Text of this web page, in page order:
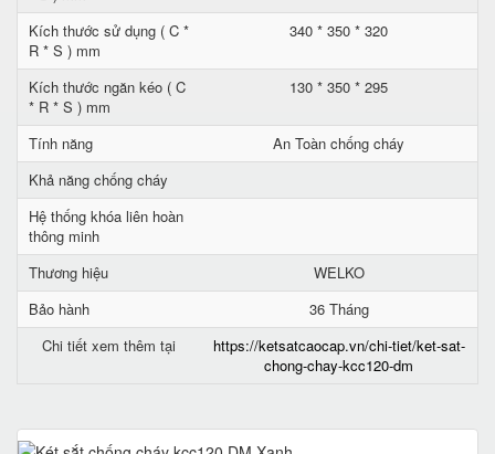
Kích thước sử dụng ( C *
R * S ) mm
340 * 350 * 320
Kích thước ngăn kéo ( C
* R * S ) mm
130 * 350 * 295
Tính năng
An Toàn chống cháy
Khả năng chống cháy
Hệ thống khóa liên hoàn
thông minh
Thương hiệu
WELKO
Bảo hành
36 Tháng
Chi tiết xem thêm tại
https://ketsatcaocap.vn/chi-tiet/ket-sat-
chong-chay-kcc120-dm